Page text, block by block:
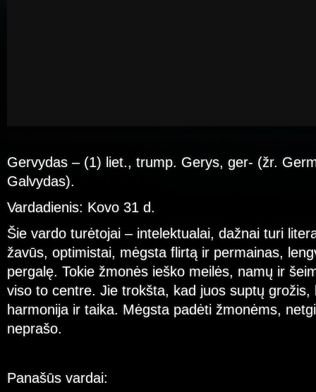
Gervydas – (1) liet., trump. Gerys, ger- (žr.
Galvydas).
Vardadienis: Kovo 31 d.
Šie vardo turėtojai – intelektualai, dažnai turi
žavūs, optimistai, mėgsta flirtą ir permainas,
pergalę. Tokie žmonės ieško meilės, namų ir
viso to centre. Jie trokšta, kad juos suptų
harmonija ir taika. Mėgsta padėti žmonėms,
neprašo.
Panašūs vardai: